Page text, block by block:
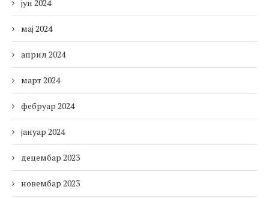
јун 2024
мај 2024
април 2024
март 2024
фебруар 2024
јануар 2024
децембар 2023
новембар 2023